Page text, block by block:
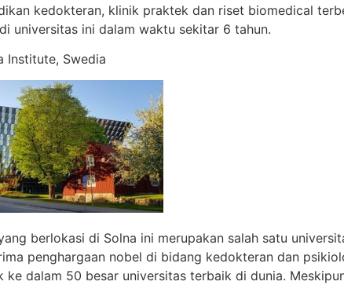
kedokteran, klinik praktek dan riset biomedical
universitas ini dalam waktu sekitar 6 tahun.
Institute, Swedia
berlokasi di Solna ini merupakan salah satu
penghargaan nobel di bidang kedokteran dan
ke dalam 50 besar universitas terbaik di dunia.